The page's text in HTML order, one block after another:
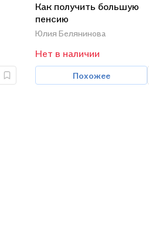
Как получить большую
пенсию
Юлия Белянинова
Нет в наличии
Похожее